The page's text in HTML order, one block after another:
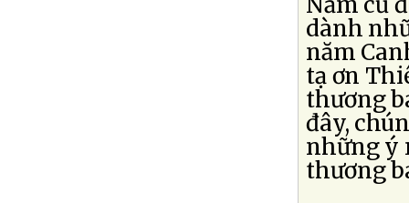
dành
năm
tạ ơn
thương
đây,
những ý
thương